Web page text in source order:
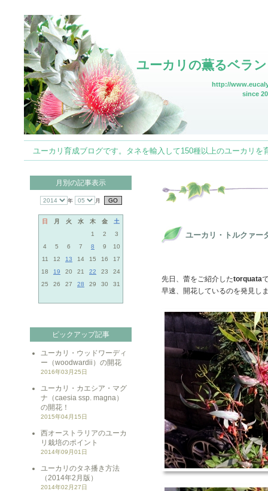
ユーカリの薫るベラ
http://
since
ユーカリ育成ブログです。タネを輸入して150種以上のユーカリ
月別の記事表示
年 月
日 月 火 水 木 金
土
1
2
3
4
5 6 7 8 9
10
11
12 13 14 15 16
17
18
19 20 21 22 23
24
25
26 27 28 29 30 31
ピックアップ記事
ユーカリ・ウッドワーディ
ー（woodwardii）の開花
2016年03月25日
ユーカリ・カエシア・マグ
ナ（caesia ssp. magna）
の開花！
2015年04月15日
西オーストラリアのユーカ
リ栽培のポイント
2014年09月01日
ユーカリのタネ播き方法
（2014年2月版）
2014年02月27日
ユーカリ・トルクァー
先日、蕾をご紹介したtorquata
早速、開花しているのを発見し